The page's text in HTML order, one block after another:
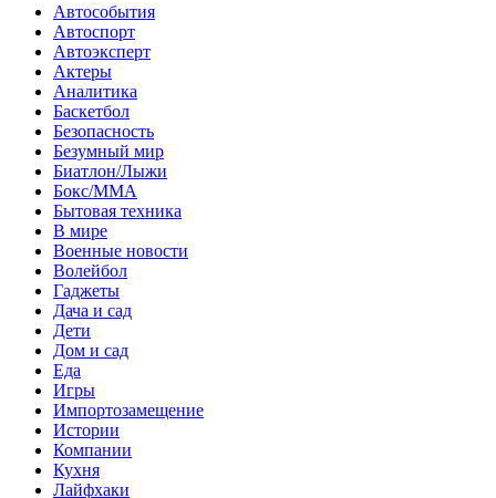
Автособытия
Автоспорт
Автоэксперт
Актеры
Аналитика
Баскетбол
Безопасность
Безумный мир
Биатлон/Лыжи
Бокс/MMA
Бытовая техника
В мире
Военные новости
Волейбол
Гаджеты
Дача и сад
Дети
Дом и сад
Еда
Игры
Импортозамещение
Истории
Компании
Кухня
Лайфхаки